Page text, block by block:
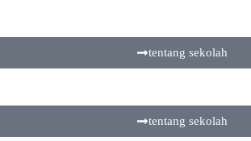
tentang sekolah
tentang sekolah